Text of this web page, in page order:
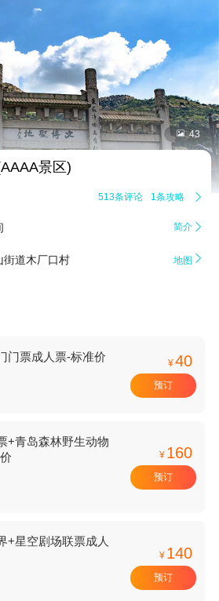
 43
景区)
513条评论 1条攻略 
简介 
街道木厂口村 地图 
门票成人票-标准价 ¥40
预订
+青岛森林野生动物
¥ 160
预订
+星空剧场联票成人
¥ 140
预订